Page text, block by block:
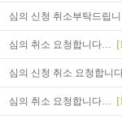
심의 신청 취소부탁드립
심의 취소 요청합니다…
심의 신청 취소 요청합니
심의 취소 요청합니다…